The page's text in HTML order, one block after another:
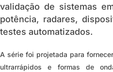
validação de sistemas
potência, radares,
testes automatizados.
A série foi projetada para
ultrarrápidos e formas de